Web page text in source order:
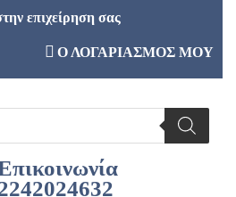
επιχείρηση σας
Ο ΛΟΓΑΡΙΑΣΜΟΣ ΜΟΥ